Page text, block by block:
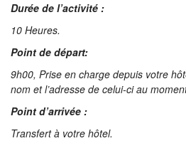
Durée de l’activité :
10 Heures.
Point de départ:
9h00, Prise en charge depuis votre
nom et l’adresse de celui-ci au
Point d’arrivée :
Transfert à votre hôtel.